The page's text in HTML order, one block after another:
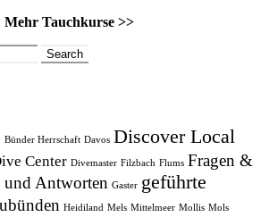
Mehr Tauchkurse >>
Bünder Herrschaft Davos Discover Local
Center Divemaster Filzbach Flums Fragen &
und Antworten Gaster geführte
Heidiland Mels Mittelmeer Mollis Mols